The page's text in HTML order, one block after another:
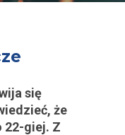
się
że
22-giej. Z